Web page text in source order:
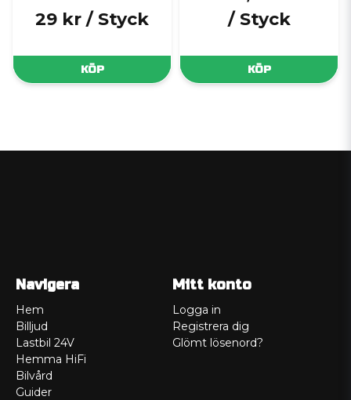
29 kr / Styck
KÖP
/ Styck
KÖP
Navigera
Hem
Billjud
Lastbil 24V
Hemma HiFi
Bilvård
Guider
Mitt konto
Logga in
Registrera dig
Glömt lösenord?